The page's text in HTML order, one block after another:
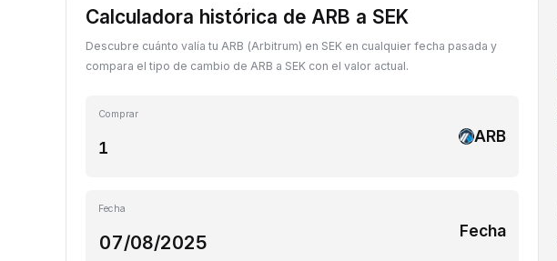
Calculadora histórica de ARB a SEK
Descubre cuánto valía tu ARB (Arbitrum) en SEK en cualquier fecha pasada y
compara el tipo de cambio de ARB a SEK con el valor actual.
Comprar
ARB
Fecha
Fecha